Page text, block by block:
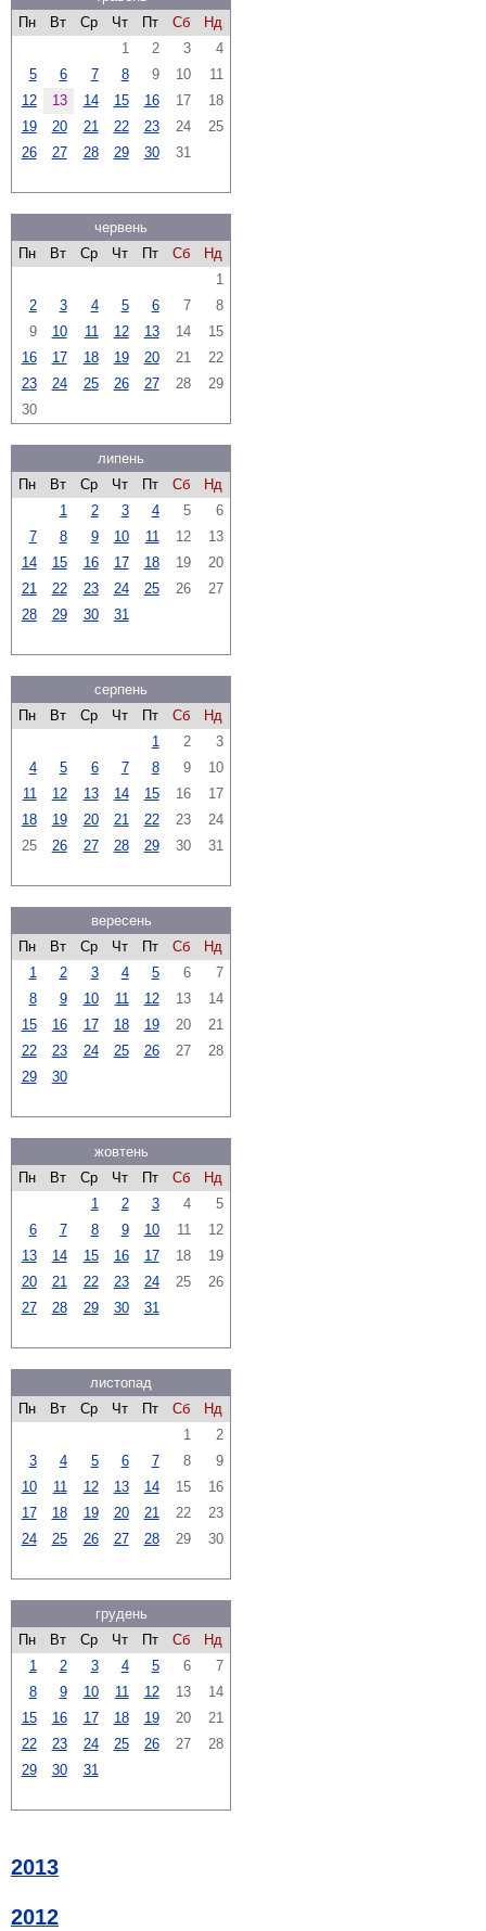
Пн
Вт Ср Чт Пт Сб
Нд
1
2 3
4
5
6 7 8 9 10
11
12
13 14 15 16 17
18
19
20 21 22 23 24
25
26
27 28 29 30 31
червень
Пн
Вт Ср Чт Пт Сб
Нд
1
2
3 4 5 6 7
8
9
10 11 12 13 14
15
16
17 18 19 20 21
22
23
24 25 26 27 28
29
30
липень
Пн
Вт Ср Чт Пт Сб
Нд
1
2 3 4 5
6
7
8 9 10 11 12
13
14
15 16 17 18 19
20
21
22 23 24 25 26
27
28
29 30 31
серпень
Пн
Вт Ср Чт Пт Сб
Нд
1
2
3
4
5 6 7 8 9
10
11
12 13 14 15 16
17
18
19 20 21 22 23
24
25
26 27 28 29 30 31
вересень
Пн
Вт Ср Чт Пт Сб
Нд
1
2 3 4 5 6
7
8
9 10 11 12 13
14
15
16 17 18 19 20
21
22
23 24 25 26 27
28
29
30
жовтень
Пн
Вт Ср Чт Пт Сб
Нд
1
2 3 4
5
6
7 8 9 10 11
12
13
14 15 16 17 18
19
20
21 22 23 24 25
26
27
28 29 30 31
листопад
Пн
Вт Ср Чт Пт Сб
Нд
1
2
3
4 5 6 7 8
9
10
11 12 13 14 15
16
17
18 19 20 21 22
23
24
25 26 27 28 29 30
грудень
Пн
Вт Ср Чт Пт Сб
Нд
1
2 3 4 5 6
7
8
9 10 11 12 13
14
15
16 17 18 19 20
21
22
23 24 25 26 27
28
29
30 31
2013
2012